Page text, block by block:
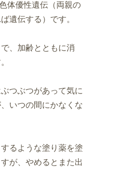
色体優性遺伝（両親の
遺伝する）です。
、加齢とともに消
つぶつがあって気に
いつの間にかなくな
るような塗り薬を塗
が、やめるとまた出